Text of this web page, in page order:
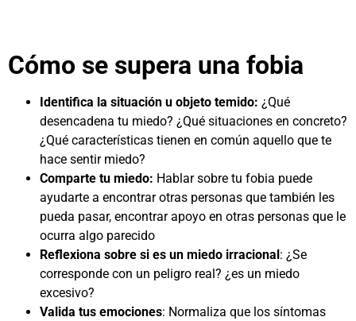
Cómo se supera una fobia
Identifica la situación u objeto temido: ¿Qué
desencadena tu miedo? ¿Qué situaciones en concreto?
¿Qué características tienen en común aquello que te
hace sentir miedo?
Comparte tu miedo: Hablar sobre tu fobia puede
ayudarte a encontrar otras personas que también les
pueda pasar, encontrar apoyo en otras personas que le
ocurra algo parecido
Reflexiona sobre si es un miedo irracional : ¿Se
corresponde con un peligro real? ¿es un miedo
excesivo?
Valida tus emociones: Normaliza que los síntomas